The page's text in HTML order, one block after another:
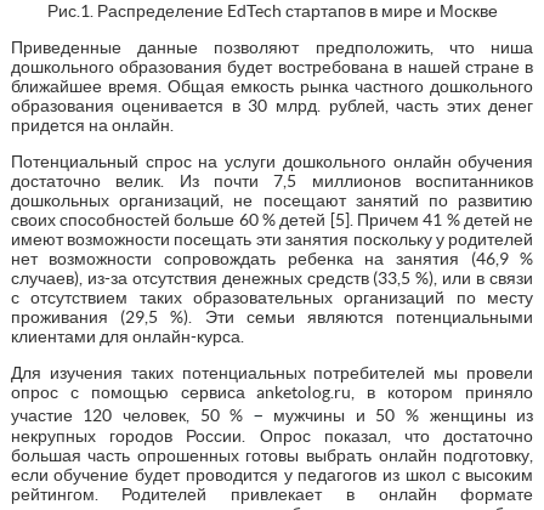
Рис.1. Распределение EdTech стартапов в мире и Москве
Приведенные данные позволяют предположить, что ниша
дошкольного образования будет востребована в нашей стране в
ближайшее время. Общая емкость рынка частного дошкольного
образования оценивается в 30 млрд. рублей, часть этих денег
придется на онлайн.
Потенциальный спрос на услуги дошкольного онлайн обучения
достаточно велик. Из почти 7,5 миллионов воспитанников
дошкольных организаций, не посещают занятий по развитию
своих способностей больше 60 % детей [5]. Причем 41 % детей не
имеют возможности посещать эти занятия поскольку у родителей
нет возможности сопровождать ребенка на занятия (46,9 %
случаев), из-за отсутствия денежных средств (33,5 %), или в связи
с отсутствием таких образовательных организаций по месту
проживания (29,5 %). Эти семьи являются потенциальными
клиентами для онлайн-курса.
Для изучения таких потенциальных потребителей мы провели
опрос с помощью сервиса anketolog.ru, в котором приняло
участие 120 человек, 50 % – мужчины и 50 % женщины из
некрупных городов России. Опрос показал, что достаточно
большая часть опрошенных готовы выбрать онлайн подготовку,
если обучение будет проводится у педагогов из школ с высоким
рейтингом. Родителей привлекает в онлайн формате